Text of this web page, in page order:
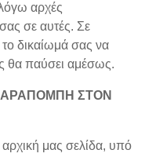
αρχές
σε αυτές. Σε
δικαίωμά σας να
θα παύσει αμέσως.
ΣΤΟΝ
μας σελίδα, υπό